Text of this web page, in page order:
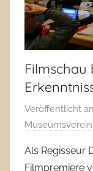
Filmschau
Veröffentlicht
Museumsverein
Als Regisseur
Filmpremiere